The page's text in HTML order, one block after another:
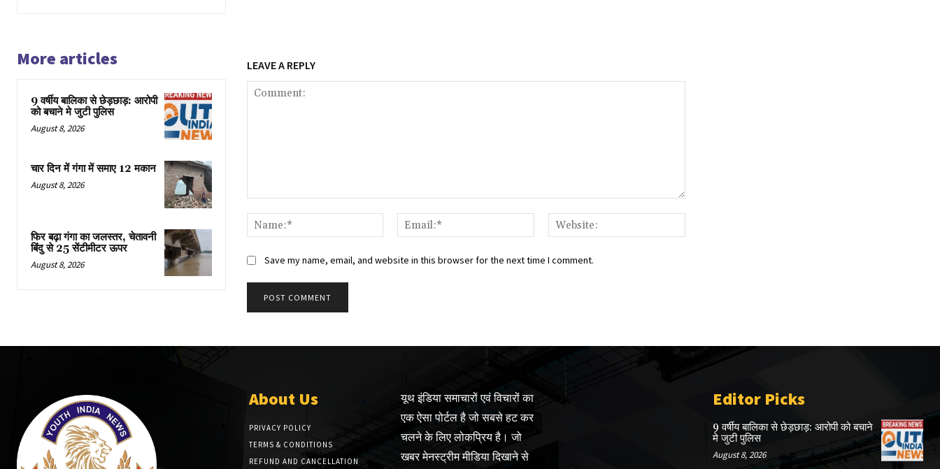
More articles
9 वर्षीय बालिका से छेड़छाड़: आरोपी
को बचाने मे जुटी पुलिस
August 8, 2026
चार दिन में गंगा में समाए 12 मकान
August 8, 2026
फिर बढ़ा गंगा का जलस्तर, चेतावनी
बिंदु से 25 सेंटीमीटर ऊपर
August 8, 2026
LEAVE A REPLY
Name:*
Email:*
Save my name, email, and website in this browser for the next time I comment.
About Us
PRIVACY POLICY
TERMS & CONDITIONS
REFUND AND CANCELLATION
यूथ इंडिया समाचारों एवं विचारों का
एक ऐसा पोर्टल है जो सबसे हट कर
चलने के लिए लोकप्रिय है। जो
खबर मेनस्ट्रीम मीडिया दिखाने से
Editor Picks
9 वर्षीय बालिका से छेड़छाड़: आरोपी को बचाने
मे जुटी पुलिस
August 8, 2026